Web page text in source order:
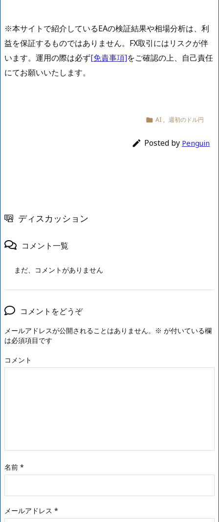
※本サイトで紹介しているEAの検証結果や相場分析は、利
益を保証するものではありません。FX取引にはリスクが伴
います。運用の際は必ず[免責事項]をご確認の上、自己責任
にてお願いいたします。
 AI , 週初のドル円
 Posted by Penguin
ディスカッション
コメント一覧
まだ、コメントがありません
コメントをどうぞ
メールアドレスが公開されることはありません。 ※ が付いている欄
は必須項目です
コメント
名前 *
メールアドレス *